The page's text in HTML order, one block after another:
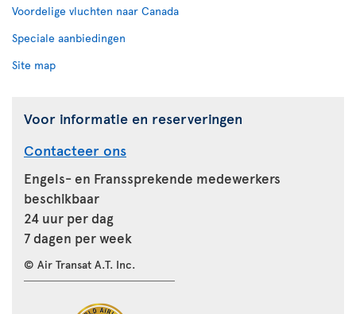
Voordelige vluchten naar Canada
Speciale aanbiedingen
Site map
Voor informatie en reserveringen
Contacteer ons
Engels- en Franssprekende medewerkers
beschikbaar
24 uur per dag
7 dagen per week
© Air Transat A.T. Inc.